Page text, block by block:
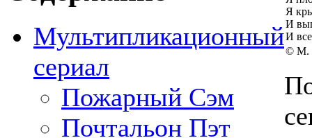
Мультипликационный
сериал
Пожарный Сэм
Почтальон Пэт
Я
И
И
© М.